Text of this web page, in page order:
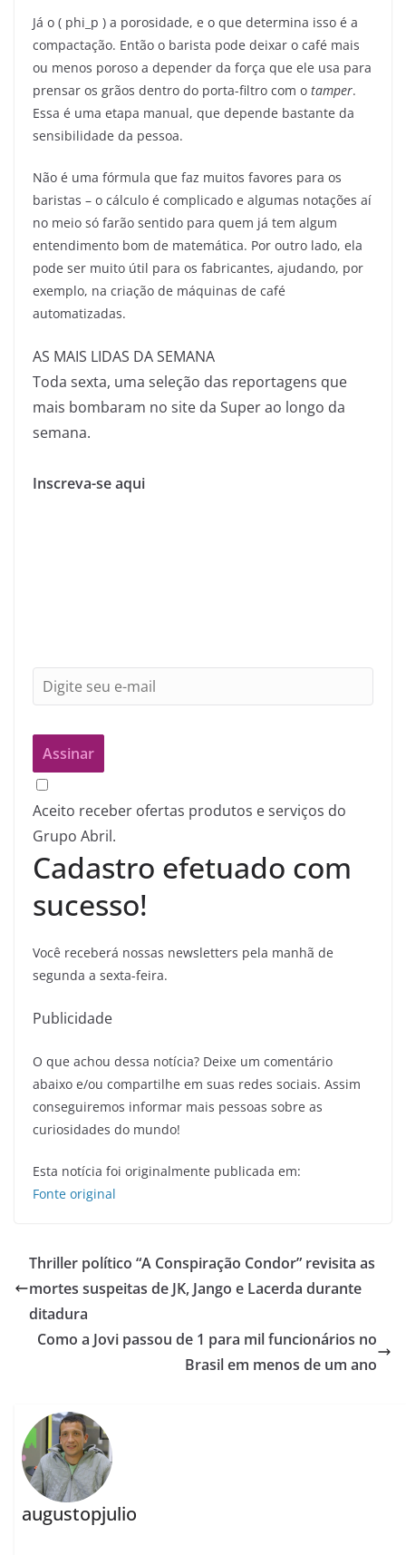
Já o ( phi_p ) a porosidade, e o que determina isso é a
compactação. Então o barista pode deixar o café mais
ou menos poroso a depender da força que ele usa para
prensar os grãos dentro do porta-filtro com o tamper.
Essa é uma etapa manual, que depende bastante da
sensibilidade da pessoa.
Não é uma fórmula que faz muitos favores para os
baristas – o cálculo é complicado e algumas notações aí
no meio só farão sentido para quem já tem algum
entendimento bom de matemática. Por outro lado, ela
pode ser muito útil para os fabricantes, ajudando, por
exemplo, na criação de máquinas de café
automatizadas.
AS MAIS LIDAS DA SEMANA
Toda sexta, uma seleção das reportagens que
mais bombaram no site da Super ao longo da
semana.
Inscreva-se aqui
Aceito receber ofertas produtos e serviços do
Grupo Abril.
Cadastro efetuado com
sucesso!
Você receberá nossas newsletters pela manhã de
segunda a sexta-feira.
Publicidade
O que achou dessa notícia? Deixe um comentário
abaixo e/ou compartilhe em suas redes sociais. Assim
conseguiremos informar mais pessoas sobre as
curiosidades do mundo!
Esta notícia foi originalmente publicada em:
Fonte original
Thriller político “A Conspiração Condor” revisita as
mortes suspeitas de JK, Jango e Lacerda durante
ditadura
Como a Jovi passou de 1 para mil funcionários no
Brasil em menos de um ano
augustopjulio